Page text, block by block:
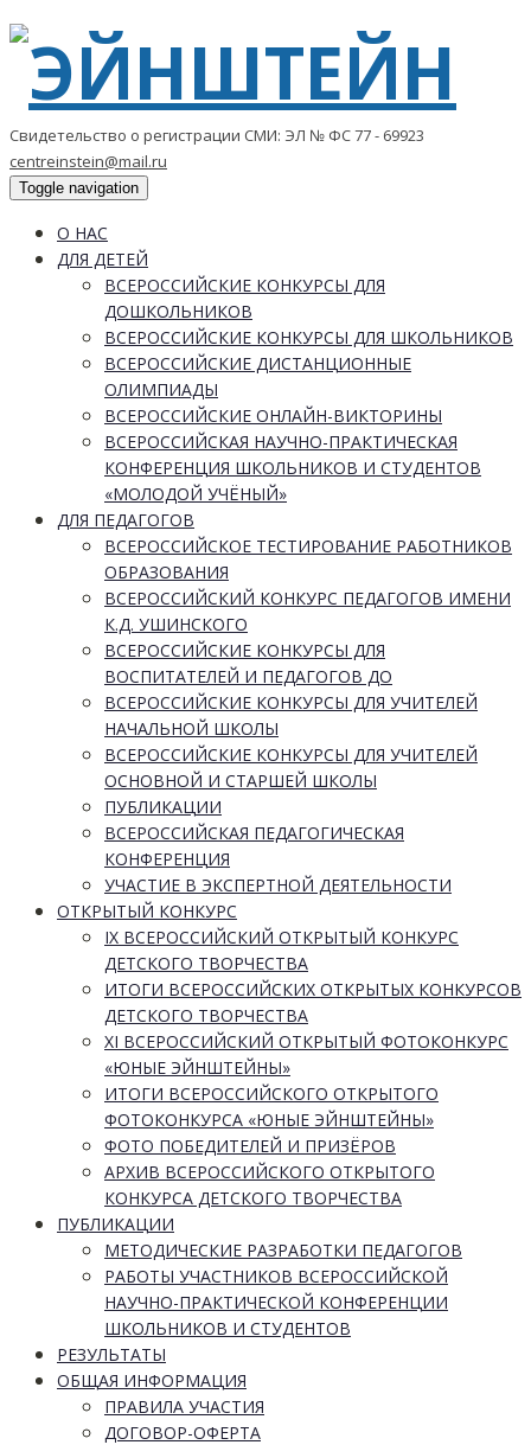
Свидетельство о регистрации СМИ: ЭЛ № ФС 77 - 69923
centreinstein@mail.ru
Toggle navigation
О НАС
ДЛЯ ДЕТЕЙ
ВСЕРОССИЙСКИЕ КОНКУРСЫ ДЛЯ
ДОШКОЛЬНИКОВ
ВСЕРОССИЙСКИЕ КОНКУРСЫ ДЛЯ ШКОЛЬНИКОВ
ВСЕРОССИЙСКИЕ ДИСТАНЦИОННЫЕ
ОЛИМПИАДЫ
ВСЕРОССИЙСКИЕ ОНЛАЙН-ВИКТОРИНЫ
ВСЕРОССИЙСКАЯ НАУЧНО-ПРАКТИЧЕСКАЯ
КОНФЕРЕНЦИЯ ШКОЛЬНИКОВ И СТУДЕНТОВ
«МОЛОДОЙ УЧЁНЫЙ»
ДЛЯ ПЕДАГОГОВ
ВСЕРОССИЙСКОЕ ТЕСТИРОВАНИЕ РАБОТНИКОВ
ОБРАЗОВАНИЯ
ВСЕРОССИЙСКИЙ КОНКУРС ПЕДАГОГОВ ИМЕНИ
К.Д. УШИНСКОГО
ВСЕРОССИЙСКИЕ КОНКУРСЫ ДЛЯ
ВОСПИТАТЕЛЕЙ И ПЕДАГОГОВ ДО
ВСЕРОССИЙСКИЕ КОНКУРСЫ ДЛЯ УЧИТЕЛЕЙ
НАЧАЛЬНОЙ ШКОЛЫ
ВСЕРОССИЙСКИЕ КОНКУРСЫ ДЛЯ УЧИТЕЛЕЙ
ОСНОВНОЙ И СТАРШЕЙ ШКОЛЫ
ПУБЛИКАЦИИ
ВСЕРОССИЙСКАЯ ПЕДАГОГИЧЕСКАЯ
КОНФЕРЕНЦИЯ
УЧАСТИЕ В ЭКСПЕРТНОЙ ДЕЯТЕЛЬНОСТИ
ОТКРЫТЫЙ КОНКУРС
IX ВСЕРОССИЙСКИЙ ОТКРЫТЫЙ КОНКУРС
ДЕТСКОГО ТВОРЧЕСТВА
ИТОГИ ВСЕРОССИЙСКИХ ОТКРЫТЫХ КОНКУРСОВ
ДЕТСКОГО ТВОРЧЕСТВА
XI ВСЕРОССИЙСКИЙ ОТКРЫТЫЙ ФОТОКОНКУРС
«ЮНЫЕ ЭЙНШТЕЙНЫ»
ИТОГИ ВСЕРОССИЙСКОГО ОТКРЫТОГО
ФОТОКОНКУРСА «ЮНЫЕ ЭЙНШТЕЙНЫ»
ФОТО ПОБЕДИТЕЛЕЙ И ПРИЗЁРОВ
АРХИВ ВСЕРОССИЙСКОГО ОТКРЫТОГО
КОНКУРСА ДЕТСКОГО ТВОРЧЕСТВА
ПУБЛИКАЦИИ
МЕТОДИЧЕСКИЕ РАЗРАБОТКИ ПЕДАГОГОВ
РАБОТЫ УЧАСТНИКОВ ВСЕРОССИЙСКОЙ
НАУЧНО-ПРАКТИЧЕСКОЙ КОНФЕРЕНЦИИ
ШКОЛЬНИКОВ И СТУДЕНТОВ
РЕЗУЛЬТАТЫ
ОБЩАЯ ИНФОРМАЦИЯ
ПРАВИЛА УЧАСТИЯ
ДОГОВОР-ОФЕРТА